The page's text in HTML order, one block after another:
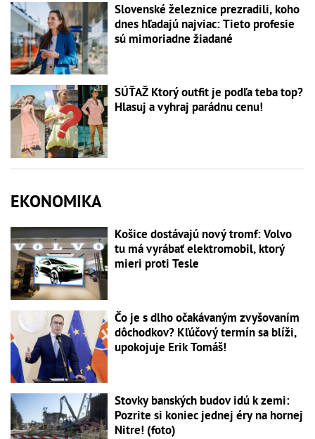
Slovenské železnice prezradili, koho
dnes hľadajú najviac: Tieto profesie
sú mimoriadne žiadané
SÚŤAŽ Ktorý outfit je podľa teba top?
Hlasuj a vyhraj parádnu cenu!
EKONOMIKA
Košice dostávajú nový tromf: Volvo
tu má vyrábať elektromobil, ktorý
mieri proti Tesle
Čo je s dlho očakávaným zvyšovaním
dôchodkov? Kľúčový termín sa blíži,
upokojuje Erik Tomáš!
Stovky banských budov idú k zemi:
Pozrite si koniec jednej éry na hornej
Nitre! (foto)